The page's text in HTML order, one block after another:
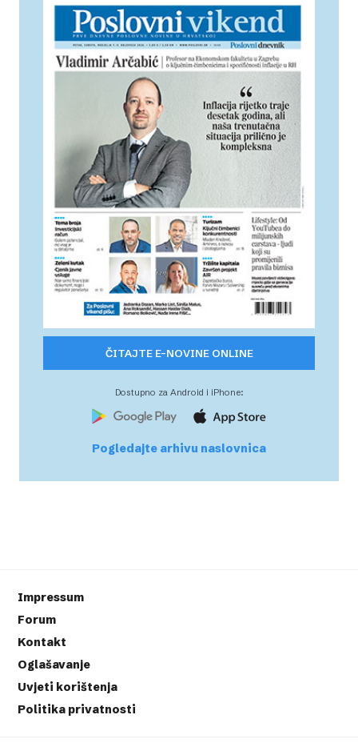
ČITAJTE E-NOVINE ONLINE
Dostupno za Android i iPhone:
Pogledajte arhivu naslovnica
Impressum
Forum
Kontakt
Oglašavanje
Uvjeti korištenja
Politika privatnosti